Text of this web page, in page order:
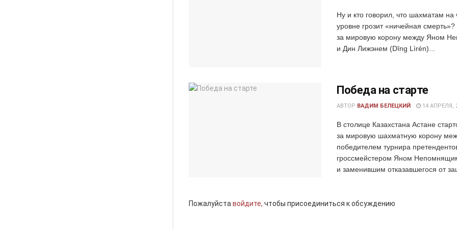
Ну и кто говорил, что шахматам на
уровне грозит «ничейная
за мировую корону между Яном
и Дин Лижэнем (Dīng Lìrén)...
Победа на старте
АВТОР ВАДИМ БЕЛЕЦКИЙ 14 АПРЕЛЯ,
В столице Казахстана Астане
за мировую шахматную корону
победителем турнира
гроссмейстером Яном
и заменившим отказавшегося от
Пожалуйставойдите, чтобы присоединиться к обсуждению